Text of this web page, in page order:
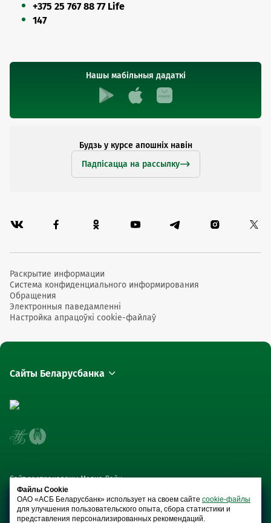
+375 25 767 88 77 Life
147
Нашы мабільныя дадаткі
Будзь у курсе апошніх навін
Падпісацца на рассылку
Раскрытие информации
Система конфиденциального информирования
Обращения
Электронныя паведамленні
Настройка апрацоўкі cookie-файлаў
Сайты Беларусбанка
Сайт распрацаваны Медиа Лайн
Файлы Cookie
ОАО «АСБ Беларусбанк» использует на своем сайте cookie-файлы
для улучшения пользовательского опыта, сбора статистики и
представления персонализированных рекомендаций.